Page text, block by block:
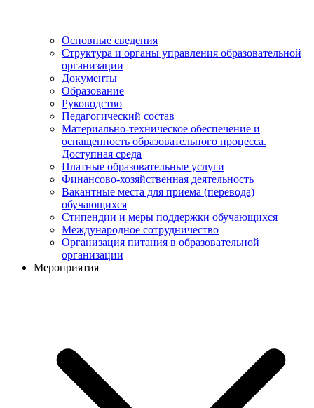
Основные сведения
Структура и органы управления образовательной
организации
Документы
Образование
Руководство
Педагогический состав
Материально-техническое обеспечение и
оснащенность образовательного процесса.
Доступная среда
Платные образовательные услуги
Финансово-хозяйственная деятельность
Вакантные места для приема (перевода)
обучающихся
Стипендии и меры поддержки обучающихся
Международное сотрудничество
Организация питания в образовательной
организации
Мероприятия